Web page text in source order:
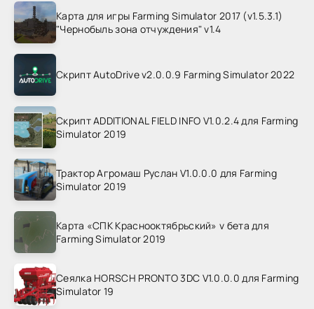
Карта для игры Farming Simulator 2017 (v1.5.3.1)
"Чернобыль зона отчуждения" v1.4
Скрипт AutoDrive v2.0.0.9 Farming Simulator 2022
Скрипт ADDITIONAL FIELD INFO V1.0.2.4 для Farming
Simulator 2019
Трактор Агромаш Руслан V1.0.0.0 для Farming
Simulator 2019
Карта «СПК Краснооктябрьский» v бета для
Farming Simulator 2019
Сеялка HORSCH PRONTO 3DC V1.0.0.0 для Farming
Simulator 19